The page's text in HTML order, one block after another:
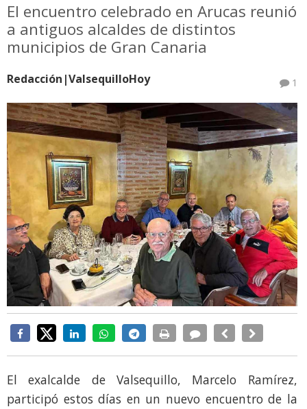
El encuentro celebrado en Arucas reunió
a antiguos alcaldes de distintos
municipios de Gran Canaria
Redacción|ValsequilloHoy 1
El exalcalde de Valsequillo, Marcelo Ramírez,
participó estos días en un nuevo encuentro de la